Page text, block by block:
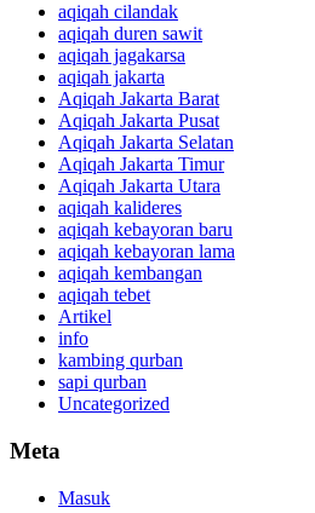
aqiqah cilandak
aqiqah duren sawit
aqiqah jagakarsa
aqiqah jakarta
Aqiqah Jakarta Barat
Aqiqah Jakarta Pusat
Aqiqah Jakarta Selatan
Aqiqah Jakarta Timur
Aqiqah Jakarta Utara
aqiqah kalideres
aqiqah kebayoran baru
aqiqah kebayoran lama
aqiqah kembangan
aqiqah tebet
Artikel
info
kambing qurban
sapi qurban
Uncategorized
Meta
Masuk